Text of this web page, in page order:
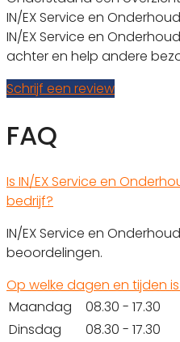
IN/EX Service en
IN/EX Service en
achter en help andere
Schrijf een review
FAQ
Is IN/EX Service en
bedrijf?
IN/EX Service en
beoordelingen.
Op welke dagen en tijden
Maandag
08.30 - 17.30
Dinsdag
08.30 - 17.30